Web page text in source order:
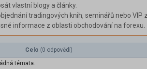
vlastní blogy a články.
tradingových knih, seminářů nebo VIP
informace z oblasti obchodování na forexu.
Celo (0 odpovědí)
témata.